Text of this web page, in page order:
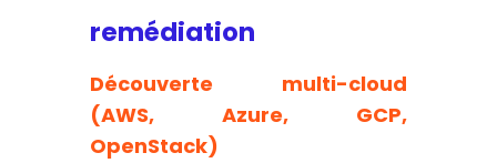
remédiation
Découverte multi-cloud
(AWS, Azure, GCP,
OpenStack)